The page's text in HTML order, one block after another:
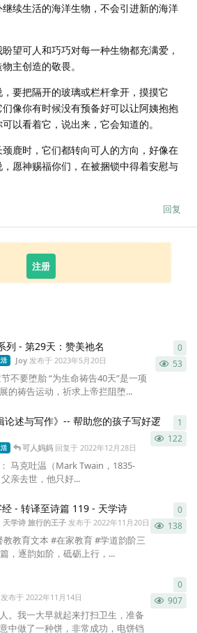
续生活的海洋生物，不会引进新的海洋
望可人和巧巧对每一种生物都充满爱，
主创造的敬畏。
要把隔开的玻璃或栏杆拿开，摸摸它
像你有时候没有预备好可以让阿姨抱抱
以看着它，说出来，它会知道的。
鹿时，它们都转向可人的方向，好像在
愿神赐福你们，在被捆锁中得着安慰与
回复
注册
列 - 第29天：赞美祂名
Joy发布于 2023年5月20日 53
不要堕胎 “为生命祷告40天”是一项
的祷告运动，祈求上帝拦阻堕...
0
论述与写作》-- 帮助您的孩子写好逻
可人妈妈回复于 2022年12月28日
122
马克吐温（Mark Twain，1835-
亲去世，他只好...
1
- 转译至诗篇 119 - 天学诗
天学诗 旅行的王子发布于 2022年11月20日 138
教育文本 #在家教育 #学道韵阶三
，逐韵如阶，砥砺上行，...
0
发布于2022年11月14日 907
。我一大早就起来打扫卫生，准备
中做了一种饼，非常成功，电饼铛
0